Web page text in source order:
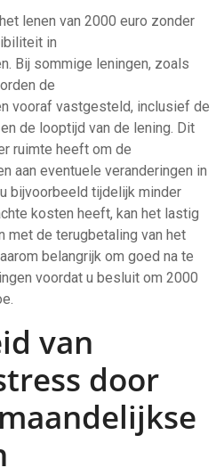
lenen van 2000 euro zonder
in
Bij sommige leningen, zoals
de
vooraf vastgesteld, inclusief de
de looptijd van de lening. Dit
ruimte heeft om de
aan eventuele veranderingen in
bijvoorbeeld tijdelijk minder
kosten heeft, kan het lastig
met de terugbetaling van het
belangrijk om goed na te
voordat u besluit om 2000
van
door